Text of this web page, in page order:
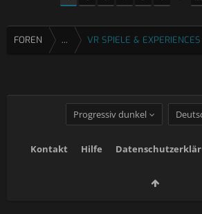
FOREN ... VR SPIELE & EXPERIENCES
Progressiv dunkel
Kontakt Hilfe